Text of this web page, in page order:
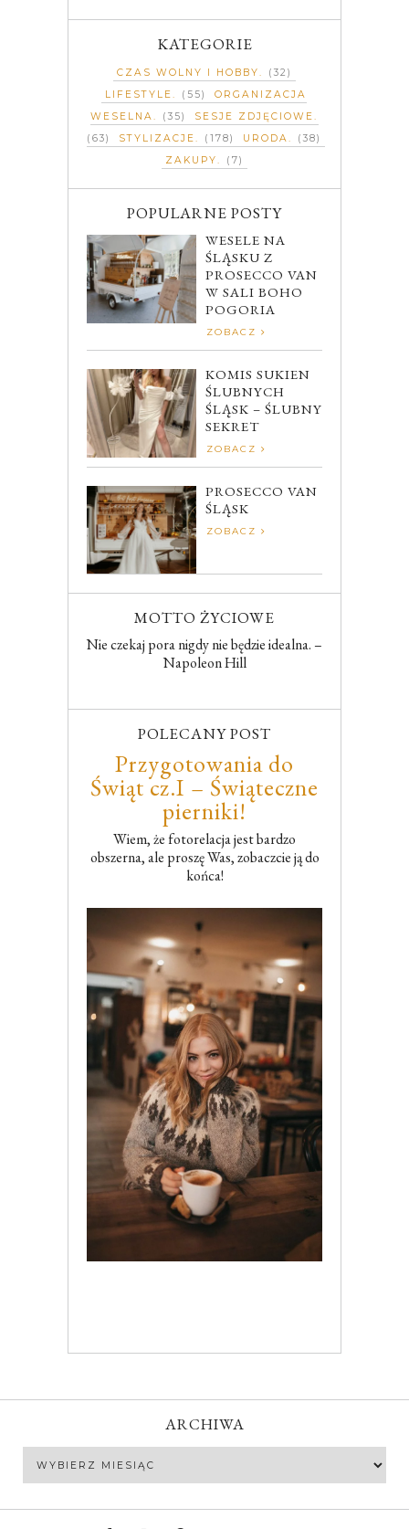
KATEGORIE
CZAS WOLNY I HOBBY
(32)
LIFESTYLE
(55)
ORGANIZACJA
WESELNA
(35)
SESJE ZDJĘCIOWE
(63)
STYLIZACJE (178) URODA
(38)
ZAKUPY
(7)
POPULARNE POSTY
WESELE NA
ŚLĄSKU Z
PROSECCO VAN
W SALI BOHO
POGORIA
ZOBACZ
KOMIS SUKIEN
ŚLUBNYCH
ŚLĄSK – ŚLUBNY
SEKRET
ZOBACZ
PROSECCO VAN
ŚLĄSK
ZOBACZ
MOTTO ŻYCIOWE
Nie czekaj pora nigdy nie będzie idealna. –
Napoleon Hill
POLECANY POST
Przygotowania do
Świąt cz.I – Świąteczne
pierniki!
Wiem, że fotorelacja jest bardzo
obszerna, ale proszę Was, zobaczcie ją do
końca!
ARCHIWA
Archiwa